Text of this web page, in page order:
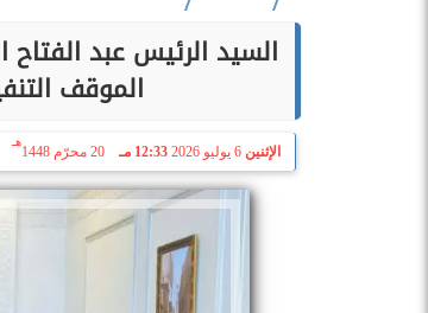
السيد الرئيس عبد
الموقف
الإثنين 6 يوليو 2026 12:33 مـ 20 محرّم 1448
هـ